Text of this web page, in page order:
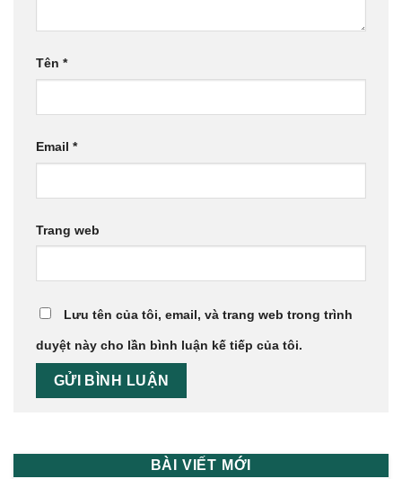
Tên *
Email *
Trang web
Lưu tên của tôi, email, và trang web trong trình
duyệt này cho lần bình luận kế tiếp của tôi.
BÀI VIẾT MỚI